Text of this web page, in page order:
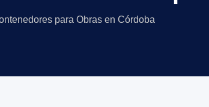
para Obras en Córdoba